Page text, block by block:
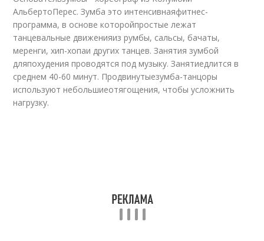
АльбертоПерес. Зумба это интенсивнаяфитнес-
программа, в основе которойпростые лежат
танцевальные движенияиз румбы, сальсы, бачаты,
меренги, хип-хопаи других танцев. Занятия зумбой
дляпохудения проводятся под музыку. Занятиедлится в
среднем 40-60 минут. Продвинутыезумба-танцоры
используют небольшиеотягощения, чтобы усложнить
нагрузку.